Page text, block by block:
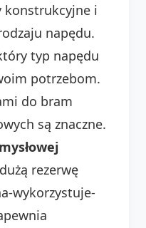
konstrukcyjne i
napędu.
typ napędu
potrzebom.
do bram
są znaczne.
rezerwę
wykorzystuje-